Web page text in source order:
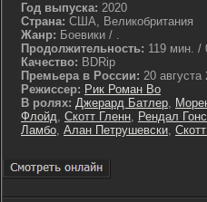
Год выпуска: 2020
Страна: США, Великобритания
Жанр: Боевики / .
Продолжительность: 119 мин. /
Качество: BDRip
Премьера в России: 20
Режиссер: Рик Роман Во
В ролях: Джерард Батлер,
Флойд, Скотт Гленн, Рендал
Ламбо, Алан Петрушевски,